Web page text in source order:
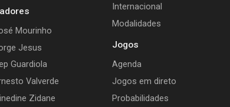
Mourinho
Jesus
Guardiola
Valverde
Zidane
Internacional
Modalidades
Jogos
Agenda
Jogos em direto
Probabilidades